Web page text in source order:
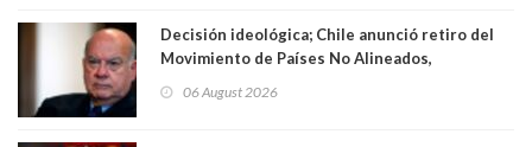
Decisión ideológica; Chile anunció retiro del
Movimiento de Países No Alineados,
1971. Excanciller Insulza lamentó decisión
06 August 2026